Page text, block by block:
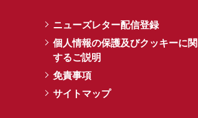
ニューズレター配信登録
個人情報の保護及びクッキーに関
するご説明
免責事項
サイトマップ